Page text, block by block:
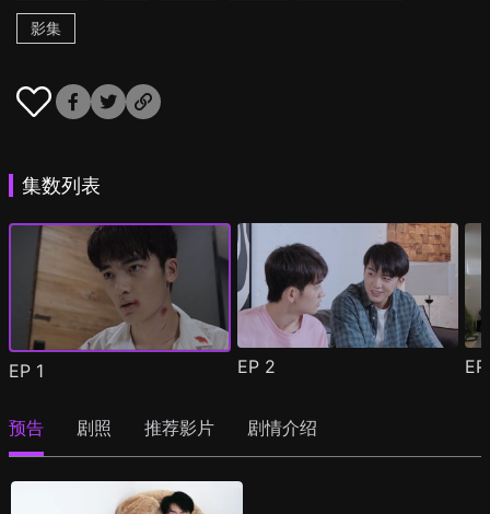
影集
集数列表
EP 1 EP 2
预告 剧照 推荐影片 剧情介绍